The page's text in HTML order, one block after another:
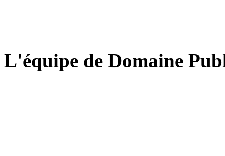
L'équipe de Domaine